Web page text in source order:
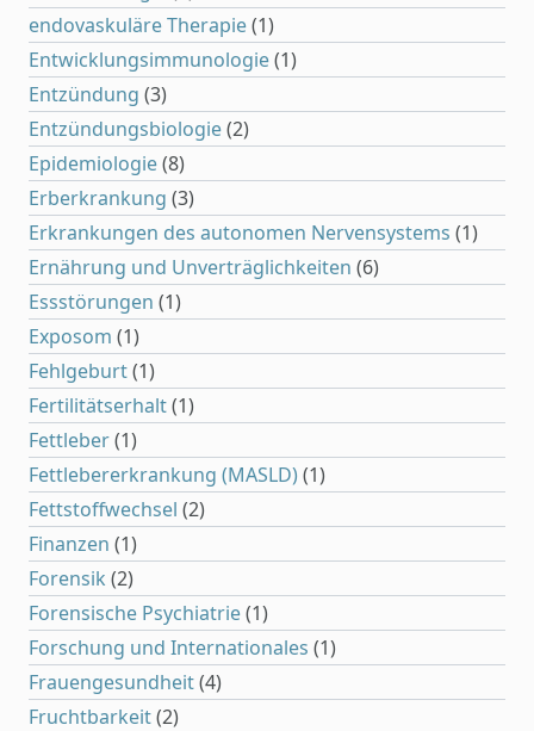
endovaskuläre Therapie(1)
Entwicklungsimmunologie(1)
Entzündung (3)
Entzündungsbiologie(2)
Epidemiologie(8)
Erberkrankung (3)
Erkrankungen des autonomen Nervensystems (1)
Ernährung und Unverträglichkeiten (6)
Essstörungen (1)
Exposom (1)
Fehlgeburt(1)
Fertilitätserhalt(1)
Fettleber(1)
Fettlebererkrankung (MASLD)(1)
Fettstoffwechsel (2)
Finanzen (1)
Forensik (2)
Forensische Psychiatrie(1)
Forschung und Internationales (1)
Frauengesundheit(4)
Fruchtbarkeit(2)